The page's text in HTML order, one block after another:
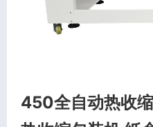
450全自动热收